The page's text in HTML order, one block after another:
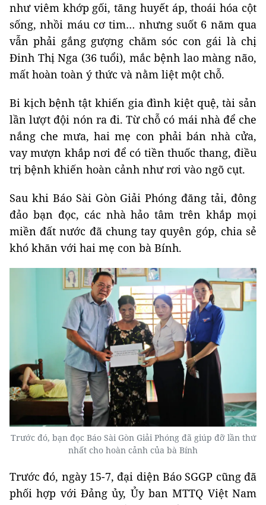
như viêm khớp gối, tăng huyết áp, thoái hóa cột
sống, nhồi máu cơ tim… nhưng suốt 6 năm qua
vẫn phải gắng gượng chăm sóc con gái là chị
Đinh Thị Nga (36 tuổi), mắc bệnh lao màng não,
mất hoàn toàn ý thức và nằm liệt một chỗ.
Bi kịch bệnh tật khiến gia đình kiệt quệ, tài sản
lần lượt đội nón ra đi. Từ chỗ có mái nhà để che
nắng che mưa, hai mẹ con phải bán nhà cửa,
vay mượn khắp nơi để có tiền thuốc thang, điều
trị bệnh khiến hoàn cảnh như rơi vào ngõ cụt.
Sau khi Báo Sài Gòn Giải Phóng đăng tải, đông
đảo bạn đọc, các nhà hảo tâm trên khắp mọi
miền đất nước đã chung tay quyên góp, chia sẻ
khó khăn với hai mẹ con bà Bính.
Trước đó, bạn đọc Báo Sài Gòn Giải Phóng đã giúp đỡ lần thứ
nhất cho hoàn cảnh của bà Bính
Trước đó, ngày 15-7, đại diện Báo SGGP cũng đã
phối hợp với Đảng ủy, Ủy ban MTTQ Việt Nam